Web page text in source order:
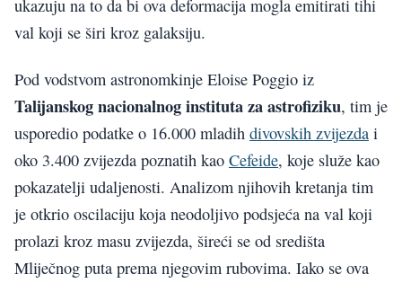
ukazuju na to da bi ova deformacija mogla emitirati tihi
val koji se širi kroz galaksiju.
Pod vodstvom astronomkinje Eloise Poggio iz
Talijanskog nacionalnog instituta za astrofiziku, tim je
usporedio podatke o 16.000 mladih divovskih zvijezda i
oko 3.400 zvijezda poznatih kao Cefeide, koje služe kao
pokazatelji udaljenosti. Analizom njihovih kretanja tim
je otkrio oscilaciju koja neodoljivo podsjeća na val koji
prolazi kroz masu zvijezda, šireći se od središta
Mliječnog puta prema njegovim rubovima. Iako se ova